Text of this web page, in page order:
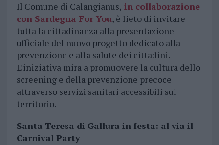
Il Comune di Calangianus, in collaborazione
con Sardegna For You, è lieto di invitare
tutta la cittadinanza alla presentazione
ufficiale del nuovo progetto dedicato alla
prevenzione e alla salute dei cittadini.
L’iniziativa mira a promuovere la cultura dello
screening e della prevenzione precoce
attraverso servizi sanitari accessibili sul
territorio.
Santa Teresa di Gallura in festa: al via il
Carnival Party